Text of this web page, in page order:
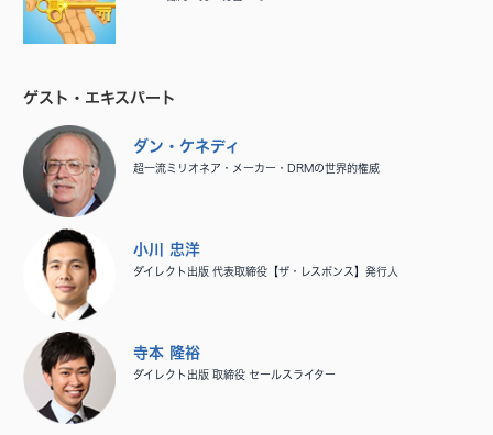
ゲスト・エキスパート
ダン・ケネディ
超一流ミリオネア・メーカー・DRMの世界的権威
小川 忠洋
ダイレクト出版 代表取締役【ザ・レスポンス】発行人
寺本 隆裕
ダイレクト出版 取締役 セールスライター